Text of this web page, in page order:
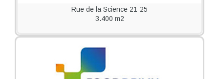
Rue de la Science 21-25
3.400 m2